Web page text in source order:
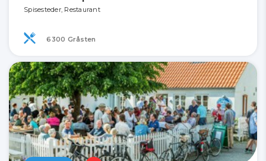
Spisesteder, Restaurant
6300 Gråsten